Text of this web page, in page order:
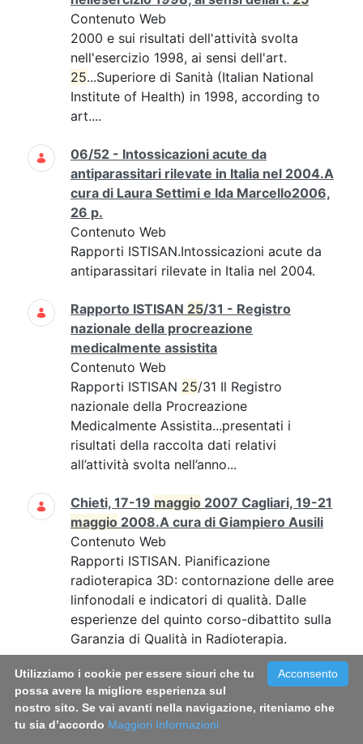
Contenuto Web
2000 e sui risultati dell'attività svolta
nell'esercizio 1998, ai sensi dell'art.
25...Superiore di Sanità (Italian National
Institute of Health) in 1998, according to
art....
06/52 - Intossicazioni acute da
antiparassitari rilevate in Italia nel 2004.A
cura di Laura Settimi e Ida Marcello2006,
26 p.
Contenuto Web
Rapporti ISTISAN.Intossicazioni acute da
antiparassitari rilevate in Italia nel 2004.
Rapporto ISTISAN 25/31 - Registro
nazionale della procreazione
medicalmente assistita
Contenuto Web
Rapporti ISTISAN 25/31 Il Registro
nazionale della Procreazione
Medicalmente Assistita...presentati i
risultati della raccolta dati relativi
all’attività svolta nell’anno...
Chieti, 17-19 maggio 2007 Cagliari, 19-21
maggio 2008.A cura di Giampiero Ausili
Contenuto Web
Rapporti ISTISAN. Pianificazione
radioterapica 3D: contornazione delle aree
linfonodali e indicatori di qualità. Dalle
esperienze del quinto corso-dibattito sulla
Garanzia di Qualità in Radioterapia.
Rapporto ISTISAN 21/14 - Italian Blood
System 2020: activity data,
haemovigilance and epidemiological
surveillance. Liviana Catalano, Vanessa
Acconsento
Utilizziamo i cookie per essere sicuri che tu
possa avere la migliore esperienza sul
nostro sito. Se vai avanti nella navigazione, riteniamo che
tu sia d’accordo Maggiori Informazioni